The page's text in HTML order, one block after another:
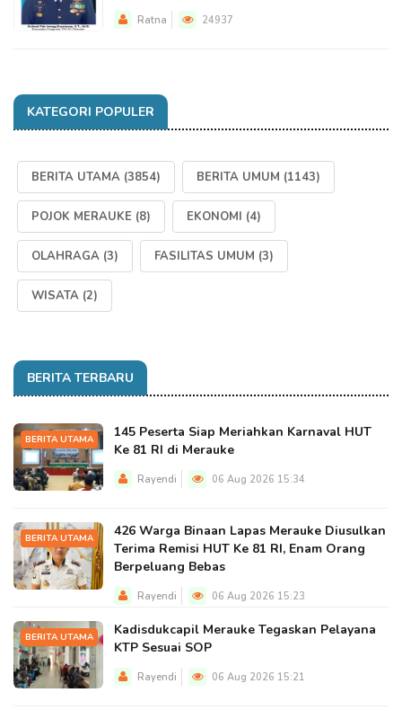
Ratna 24937
KATEGORI POPULER
BERITA UTAMA (3854) BERITA UMUM (1143)
POJOK MERAUKE (8) EKONOMI (4)
OLAHRAGA (3) FASILITAS UMUM (3)
WISATA (2)
BERITA TERBARU
BERITA UTAMA
145 Peserta Siap Meriahkan Karnaval HUT
Ke 81 RI di Merauke
Rayendi 06 Aug 2026 15:34
BERITA UTAMA
426 Warga Binaan Lapas Merauke Diusulkan
Terima Remisi HUT Ke 81 RI, Enam Orang
Berpeluang Bebas
Rayendi 06 Aug 2026 15:23
BERITA UTAMA
Kadisdukcapil Merauke Tegaskan Pelayana
KTP Sesuai SOP
Rayendi 06 Aug 2026 15:21